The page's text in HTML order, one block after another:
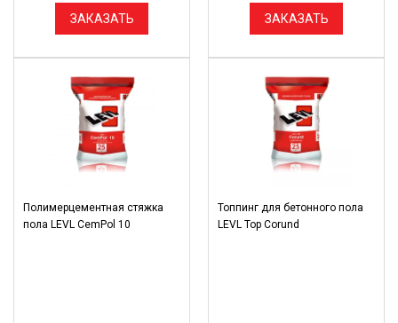
ЗАКАЗАТЬ ЗАКАЗАТЬ
Полимерцементная стяжка
пола LEVL CemPol 10
Топпинг для бетонного пола
LEVL Top Corund